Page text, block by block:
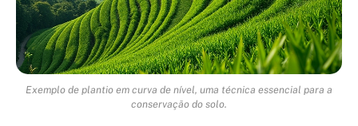
Exemplo de plantio em curva de nível, uma técnica essencial para a
conservação do solo.